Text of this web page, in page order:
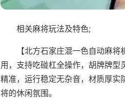
相关麻将玩法及特色;
【北方石家庄混一色自动麻
用，支持吃碰杠全操作，胡牌牌
精准，运行稳定无杂音，材质厚实
将的休闲氛围。